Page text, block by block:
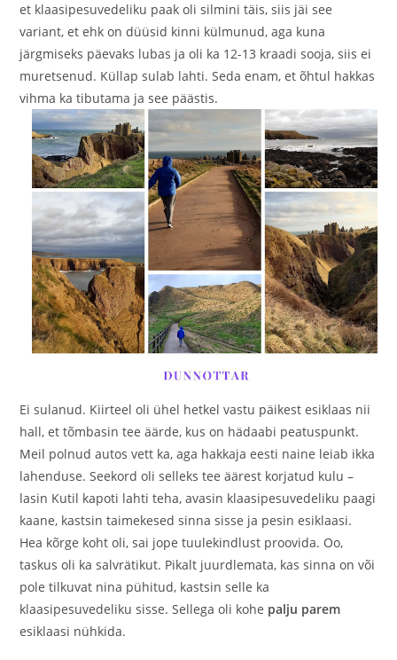
et klaasipesuvedeliku paak oli silmini täis, siis jäi see
variant, et ehk on düüsid kinni külmunud, aga kuna
järgmiseks päevaks lubas ja oli ka 12-13 kraadi sooja, siis ei
muretsenud. Küllap sulab lahti. Seda enam, et õhtul hakkas
vihma ka tibutama ja see päästis.
Ei sulanud. Kiirteel oli ühel hetkel vastu päikest esiklaas nii
hall, et tõmbasin tee äärde, kus on hädaabi peatuspunkt.
Meil polnud autos vett ka, aga hakkaja eesti naine leiab ikka
lahenduse. Seekord oli selleks tee äärest korjatud kulu –
lasin Kutil kapoti lahti teha, avasin klaasipesuvedeliku paagi
kaane, kastsin taimekesed sinna sisse ja pesin esiklaasi.
Hea kõrge koht oli, sai jope tuulekindlust proovida. Oo,
taskus oli ka salvrätikut. Pikalt juurdlemata, kas sinna on või
pole tilkuvat nina pühitud, kastsin selle ka
klaasipesuvedeliku sisse. Sellega oli kohe palju parem
esiklaasi nühkida.